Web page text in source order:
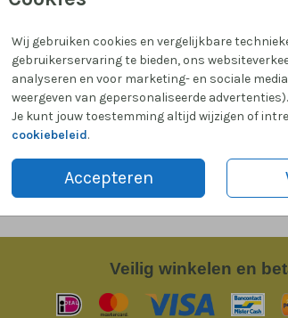
Wij gebruiken cookies en vergelijkbare
gebruikerservaring te bieden, ons
analyseren en voor marketing- en sociale
weergeven van gepersonaliseerde advertenties).
Je kunt jouw toestemming altijd wijzigen of
cookiebeleid.
Accepteren
Veilig winkelen en